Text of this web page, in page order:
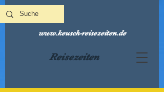
Reisezeiten
www.keusch-reisezeiten.de